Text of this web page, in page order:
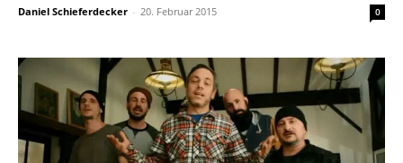
Daniel Schieferdecker - 20. Februar 2015 0